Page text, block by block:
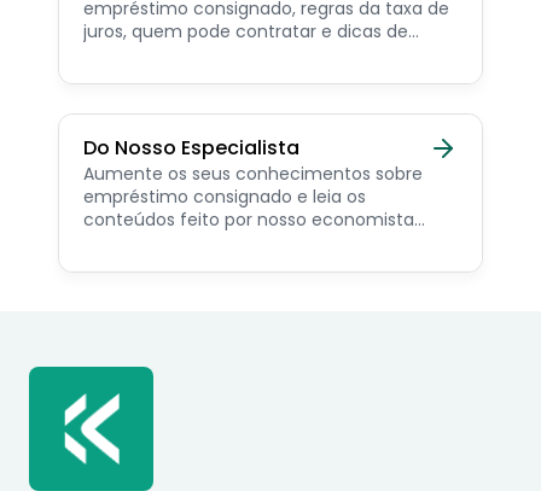
empréstimo consignado, regras da taxa de
juros, quem pode contratar e dicas de
Do Nosso Especialista
Aumente os seus conhecimentos sobre
empréstimo consignado e leia os
conteúdos feito por nosso economista